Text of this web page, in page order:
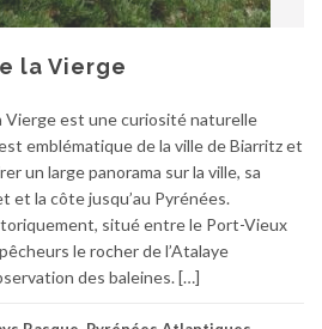
la Vierge
Vierge est une curiosité naturelle
emblématique de la ville de Biarritz et
un large panorama sur la ville, sa
et la côte jusqu’au Pyrénées.
situé entre le Port-Vieux
le rocher de l’Atalaye
des baleines. […]